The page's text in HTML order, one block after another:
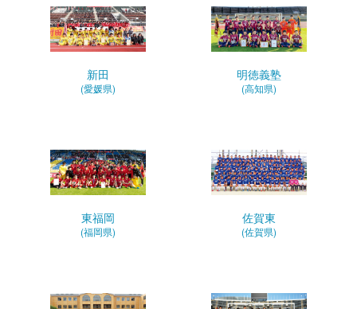
新田
(愛媛県)
明徳義塾
(高知県)
東福岡
(福岡県)
佐賀東
(佐賀県)